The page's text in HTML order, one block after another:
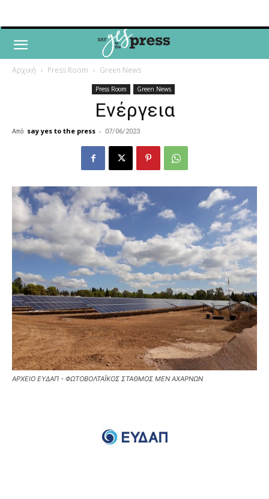
Αρχική Press Room Green News
Press Room Green News
Eνέργεια
Από say yes to the press - 07/06/2023
ΑΡΧΕΙΟ ΕΥΔΑΠ - ΦΩΤΟΒΟΛΤΑΪΚΟΣ ΣΤΑΘΜΟΣ ΜΕΝ ΑΧΑΡΝΩΝ